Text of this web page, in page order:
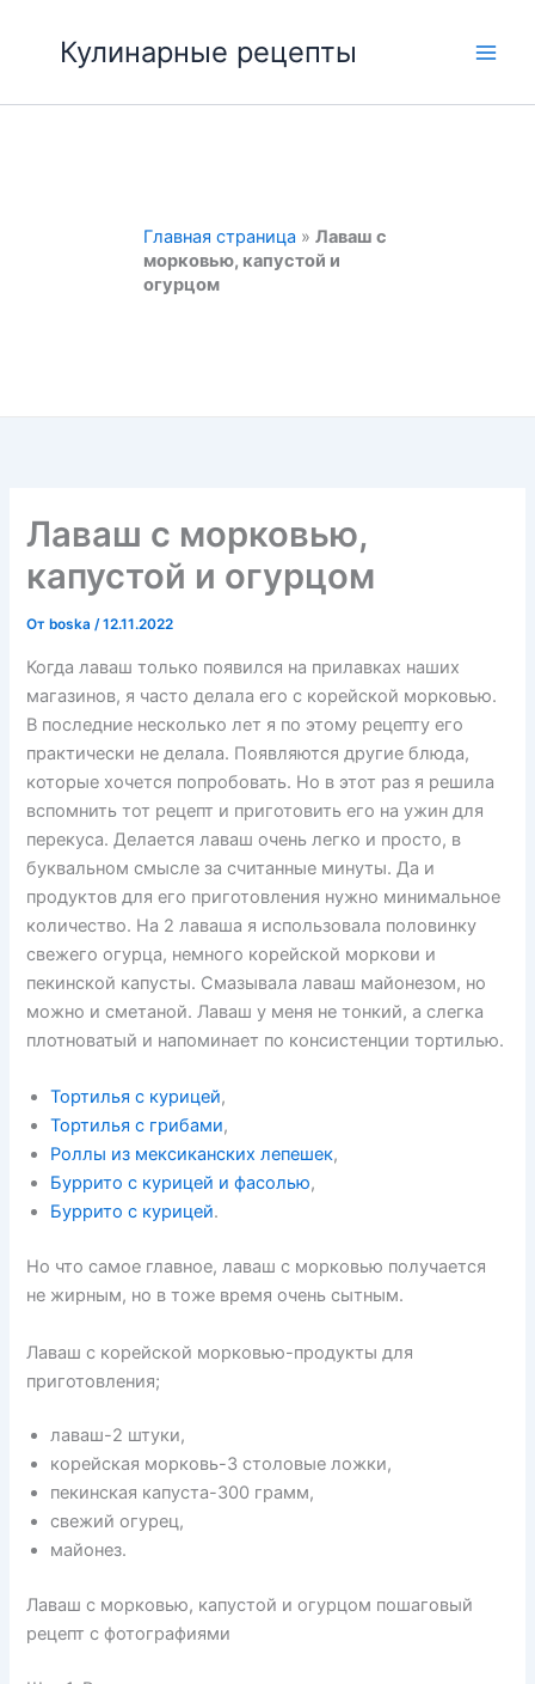
содержимому
Кулинарные рецепты
Главная страница » Лаваш с
морковью, капустой и
огурцом
Лаваш с морковью,
капустой и огурцом
От boska/12.11.2022
Когда лаваш только появился на прилавках наших
магазинов, я часто делала его с корейской морковью.
В последние несколько лет я по этому рецепту его
практически не делала. Появляются другие блюда,
которые хочется попробовать. Но в этот раз я решила
вспомнить тот рецепт и приготовить его на ужин для
перекуса. Делается лаваш очень легко и просто, в
буквальном смысле за считанные минуты. Да и
продуктов для его приготовления нужно минимальное
количество. На 2 лаваша я использовала половинку
свежего огурца, немного корейской моркови и
пекинской капусты. Смазывала лаваш майонезом, но
можно и сметаной. Лаваш у меня не тонкий, а слегка
плотноватый и напоминает по консистенции тортилью.
Тортилья с курицей,
Тортилья с грибами,
Роллы из мексиканских лепешек,
Буррито с курицей и фасолью,
Буррито с курицей.
Но что самое главное, лаваш с морковью получается
не жирным, но в тоже время очень сытным.
Лаваш с корейской морковью-продукты для
приготовления;
лаваш-2 штуки,
корейская морковь-3 столовые ложки,
пекинская капуста-300 грамм,
свежий огурец,
майонез.
Лаваш с морковью, капустой и огурцом пошаговый
рецепт с фотографиями